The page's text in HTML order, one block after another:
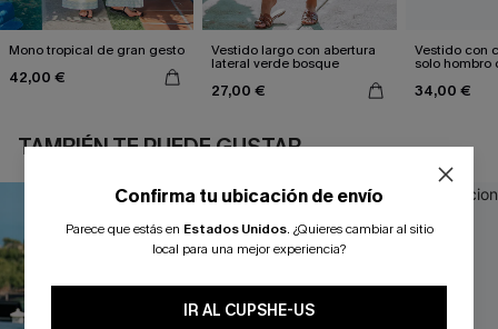
Mono tropical de gran gesto
42,00 €
Vestido largo con abertura
lateral verde bosque
27,00 €
Vestido con
solo hombro
34,00 €
TAMBIÉN TE PUEDE GUSTAR
Confirma tu ubicación de envío
Parece que estás en Estados Unidos. ¿Quieres cambiar al sitio
local para una mejor experiencia?
IR AL CUPSHE-US